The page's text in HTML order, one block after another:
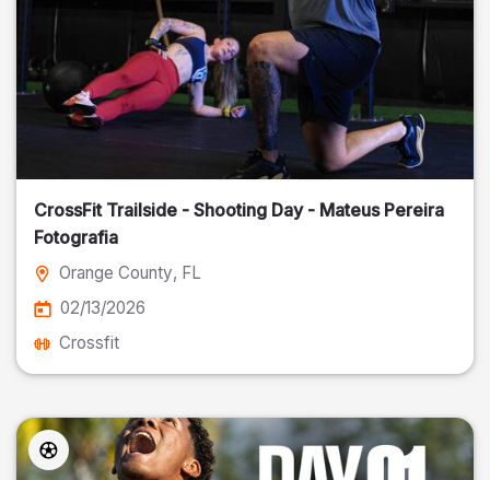
CrossFit Trailside - Shooting Day - Mateus Pereira
Fotografia
Orange County, FL
02/13/2026
Crossfit